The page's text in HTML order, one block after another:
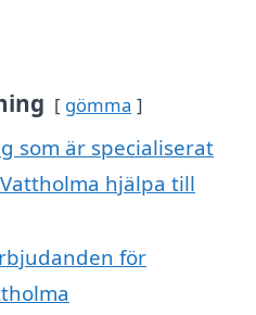
gömma
som är specialiserat
hjälpa till
för